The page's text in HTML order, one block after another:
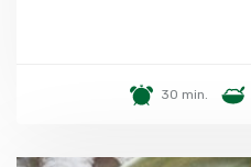
30 min.